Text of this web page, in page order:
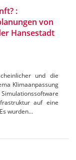
:
von
Hansestadt
und die
Klimaanpassung
auf eine
wurden…